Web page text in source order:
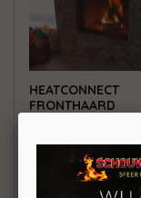
HEATCONNECT
FRONTHAARD
draaideur
59X50xD49CM